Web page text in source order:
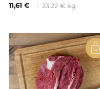
11,61 €
23,22 € kg